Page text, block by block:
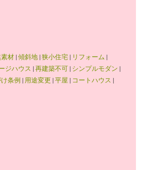
材|傾斜地|狭小住宅| リフォーム |
ジハウス |再建築不可| シンプルモダン |
条例 | 用途変更 |平屋 | コートハウス |